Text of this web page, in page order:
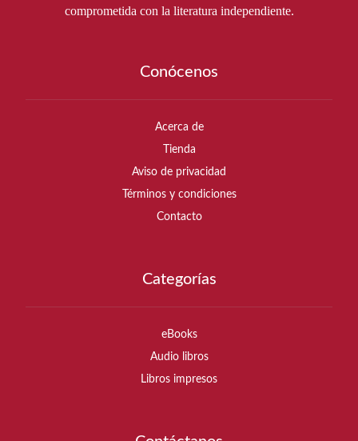
comprometida con la literatura independiente.
Conócenos
Acerca de
Tienda
Aviso de privacidad
Términos y condiciones
Contacto
Categorías
eBooks
Audio libros
Libros impresos